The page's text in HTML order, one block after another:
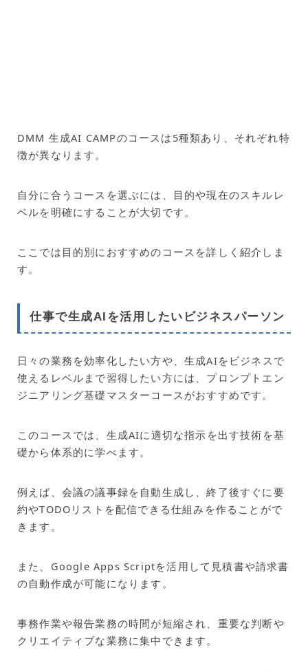
DMM 生成AI CAMPのコースは5種類あり、それぞれ特
徴が異なります。
自分に合うコースを選ぶには、目的や現在のスキルレ
ベルを明確にすることが大切です。
ここでは目的別におすすめのコースを詳しく紹介しま
す。
仕事で生成AIを活用したいビジネスパーソン
日々の業務を効率化したい方や、生成AIをビジネスで
使えるレベルまで習得したい方には、プロンプトエン
ジニアリング基礎マスターコースがおすすめです。
このコースでは、生成AIに適切な指示を出す技術を基
礎から体系的に学べます。
例えば、会議の議事録を自動生成し、終了後すぐに要
約やTODOリストを配信できる仕組みを作ることがで
きます。
また、Google Apps Scriptを活用して見積書や請求書
の自動作成が可能になります。
事務作業や報告業務の時間が短縮され、重要な判断や
クリエイティブな業務に集中できます。